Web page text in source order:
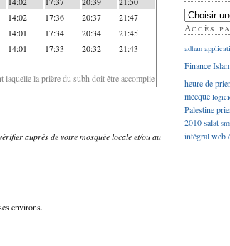
14:02 17:36 20:37 21:47
14:01 17:34 20:34 21:45
14:01 17:33 20:32 21:43
la prière du subh doit être accomplie
auprès de votre mosquée locale et/ou au
environs.
Accès
adhan
Finance
heure de
mecque
Palestine
2010salat
intégralweb